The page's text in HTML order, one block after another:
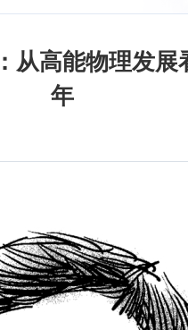
从高能物理发
年